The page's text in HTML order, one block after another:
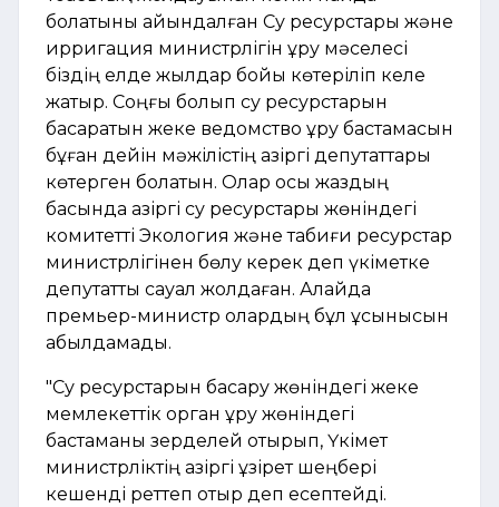
болатыны айқындалған Су ресурстары және
ирригация министрлігін құру мәселесі
біздің елде жылдар бойы көтеріліп келе
жатыр. Соңғы болып су ресурстарын
басқаратын жеке ведомство құру бастамасын
бұған дейін мәжілістің қазіргі депутаттары
көтерген болатын. Олар осы жаздың
басында қазіргі су ресурстары жөніндегі
комитетті Экология және табиғи ресурстар
министрлігінен бөлу керек деп үкіметке
депутаттық сауал жолдаған. Алайда
премьер-министр олардың бұл ұсынысын
қабылдамады.
"Су ресурстарын басқару жөніндегі жеке
мемлекеттік орган құру жөніндегі
бастаманы зерделей отырып, Үкімет
министрліктің қазіргі құзірет шеңбері
кешенді реттеп отыр деп есептейді.